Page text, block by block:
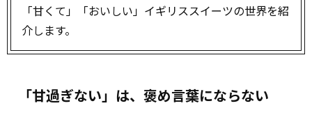
「甘くて」「おいしい」イギリススイーツの世界を紹
介します。
「甘過ぎない」は、褒め言葉にならない